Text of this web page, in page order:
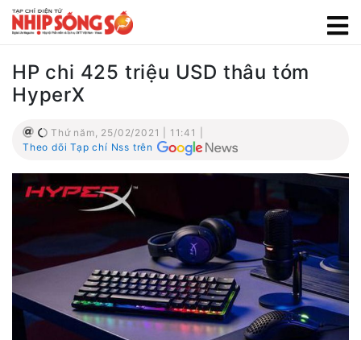
HP chi 425 triệu USD thâu tóm
HyperX
Thứ năm, 25/02/2021 | 11:41 |
Theo dõi Tạp chí Nss trên